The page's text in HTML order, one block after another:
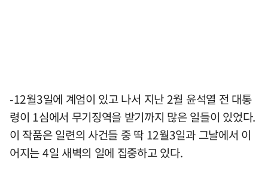
-12월3일에 계엄이 있고 나서 지난 2월 윤석열 전 대통
령이 1심에서 무기징역을 받기까지 많은 일들이 있었다.
이 작품은 일련의 사건들 중 딱 12월3일과 그날에서 이
어지는 4일 새벽의 일에 집중하고 있다.